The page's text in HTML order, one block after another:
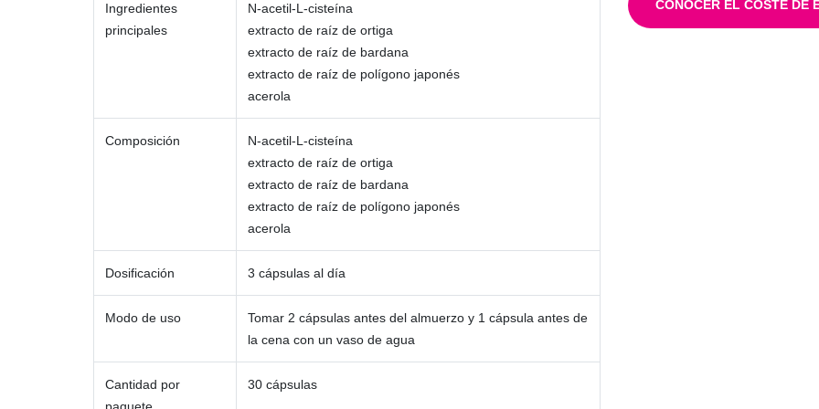
Ingredientes
principales
N-acetil-L-cisteína
extracto de raíz de ortiga
extracto de raíz de bardana
extracto de raíz de polígono japonés
acerola
Composición
N-acetil-L-cisteína
extracto de raíz de ortiga
extracto de raíz de bardana
extracto de raíz de polígono japonés
acerola
Dosificación 3 cápsulas al día
Modo de uso
Tomar 2 cápsulas antes del almuerzo y 1 cápsula antes de
la cena con un vaso de agua
Cantidad por
30 cápsulas
CONOCER EL COSTE DE